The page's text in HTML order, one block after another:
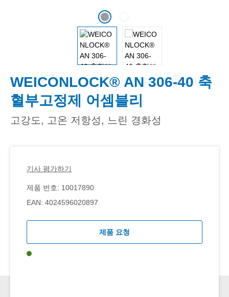
WEICONLOCK® AN 306-40 축
혈부고정제 어셈블리
고강도, 고온 저항성, 느린 경화성
기사 평가하기
제품 번호: 10017890
EAN: 4024596020897
제품 요청